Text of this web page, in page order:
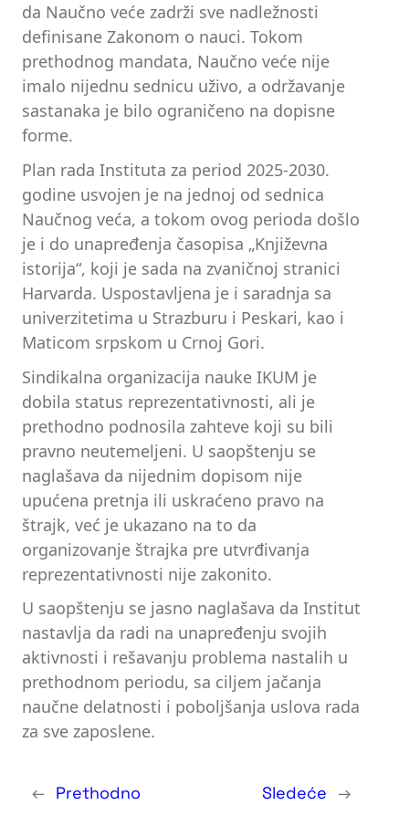
da Naučno veće zadrži sve nadležnosti
definisane Zakonom o nauci. Tokom
prethodnog mandata, Naučno veće nije
imalo nijednu sednicu uživo, a održavanje
sastanaka je bilo ograničeno na dopisne
forme.
Plan rada Instituta za period 2025-2030.
godine usvojen je na jednoj od sednica
Naučnog veća, a tokom ovog perioda došlo
je i do unapređenja časopisa „Književna
istorija“, koji je sada na zvaničnoj stranici
Harvarda. Uspostavljena je i saradnja sa
univerzitetima u Strazburu i Peskari, kao i
Maticom srpskom u Crnoj Gori.
Sindikalna organizacija nauke IKUM je
dobila status reprezentativnosti, ali je
prethodno podnosila zahteve koji su bili
pravno neutemeljeni. U saopštenju se
naglašava da nijednim dopisom nije
upućena pretnja ili uskraćeno pravo na
štrajk, već je ukazano na to da
organizovanje štrajka pre utvrđivanja
reprezentativnosti nije zakonito.
U saopštenju se jasno naglašava da Institut
nastavlja da radi na unapređenju svojih
aktivnosti i rešavanju problema nastalih u
prethodnom periodu, sa ciljem jačanja
naučne delatnosti i poboljšanja uslova rada
za sve zaposlene.
← Prethodno Sledeće →